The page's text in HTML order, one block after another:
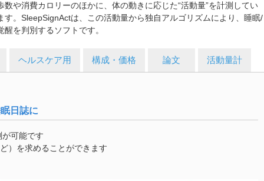
数や消費カロリーのほかに、体の動きに応じた“活動量”を計測してい
す。SleepSignActは、この活動量から独自アルゴリズムにより、睡眠/
醒を判別するソフトです。
ヘルスケア用 構成・価格 論文 活動量計
日誌に
可能です
）を求めることができます